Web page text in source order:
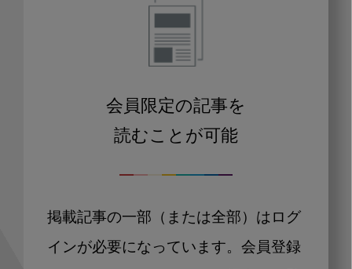
会員限定の記事を
読むことが可能
掲載記事の一部（または全部）はログ
インが必要になっています。会員登録